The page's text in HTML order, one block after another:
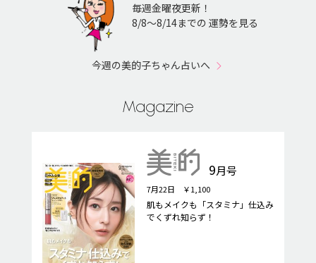
毎週金曜夜更新！
8/8〜8/14までの 運勢を見る
今週の美的子ちゃん占いへ
Magazine
9月号
7月22日 ￥1,100
肌もメイクも「スタミナ」仕込み
でくずれ知らず！